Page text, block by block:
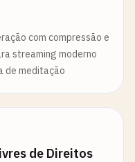
com compressão e
streaming moderno
de meditação
de Direitos